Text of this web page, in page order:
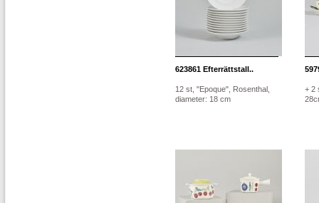
623861 Efterrättstall..
12 st, "Epoque", Rosenthal,
diameter: 18 cm
+ 2